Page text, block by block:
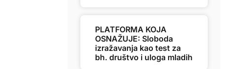
PLATFORMA KOJA
OSNAŽUJE: Sloboda
izražavanja kao test za
bh. društvo i uloga mladih